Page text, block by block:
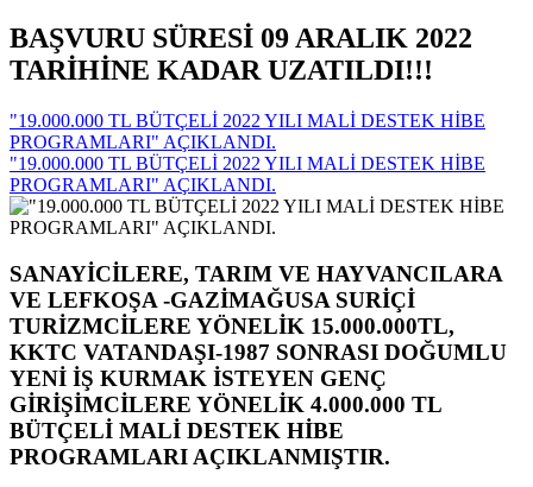
BAŞVURU SÜRESİ 09 ARALIK 2022
TARİHİNE KADAR UZATILDI!!!
"19.000.000 TL BÜTÇELİ 2022 YILI MALİ DESTEK HİBE
PROGRAMLARI" AÇIKLANDI.
"19.000.000 TL BÜTÇELİ 2022 YILI MALİ DESTEK HİBE
PROGRAMLARI" AÇIKLANDI.
SANAYİCİLERE, TARIM VE HAYVANCILARA
VE LEFKOŞA -GAZİMAĞUSA SURİÇİ
TURİZMCİLERE YÖNELİK 15.000.000TL,
KKTC VATANDAŞI-1987 SONRASI DOĞUMLU
YENİ İŞ KURMAK İSTEYEN GENÇ
GİRİŞİMCİLERE YÖNELİK 4.000.000 TL
BÜTÇELİ MALİ DESTEK HİBE
PROGRAMLARI AÇIKLANMIŞTIR.